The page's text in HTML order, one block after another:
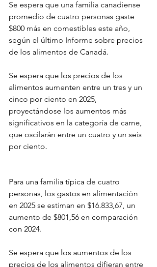
Se espera que una familia canadiense
promedio de cuatro personas gaste
$800 más en comestibles este año,
según el último Informe sobre precios
de los alimentos de Canadá.
Se espera que los precios de los
alimentos aumenten entre un tres y un
cinco por ciento en 2025,
proyectándose los aumentos más
significativos en la categoría de carne,
que oscilarán entre un cuatro y un seis
por ciento.
Para una familia típica de cuatro
personas, los gastos en alimentación
en 2025 se estiman en $16.833,67, un
aumento de $801,56 en comparación
con 2024.
Se espera que los aumentos de los
precios de los alimentos difieran entre